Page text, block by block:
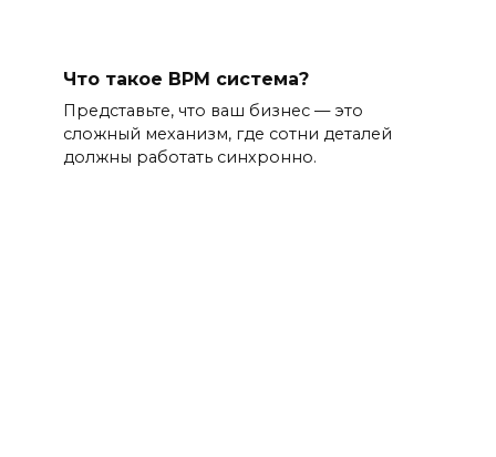
Что такое BPM система?
Представьте, что ваш бизнес — это
сложный механизм, где сотни деталей
должны работать синхронно.